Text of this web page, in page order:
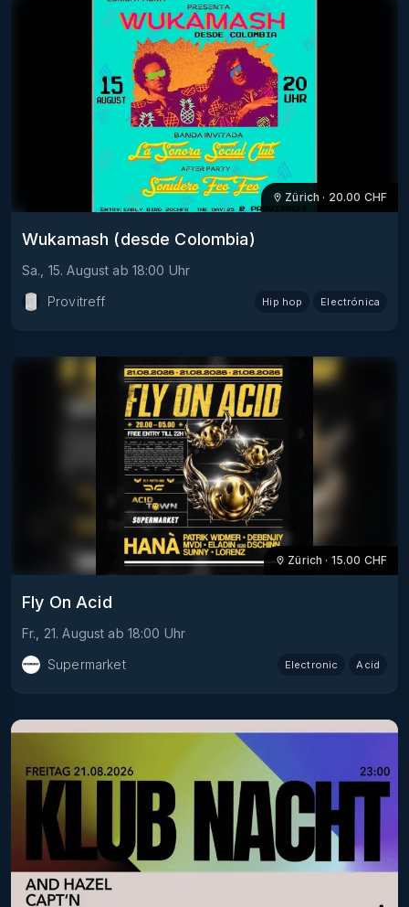
Zürich · 20.00 CHF
Wukamash (desde Colombia)
Sa., 15. August ab 18:00 Uhr
Provitreff
Hip hop Electrónica
Zürich · 15.00 CHF
Fly On Acid
Fr., 21. August ab 18:00 Uhr
Supermarket
Electronic Acid